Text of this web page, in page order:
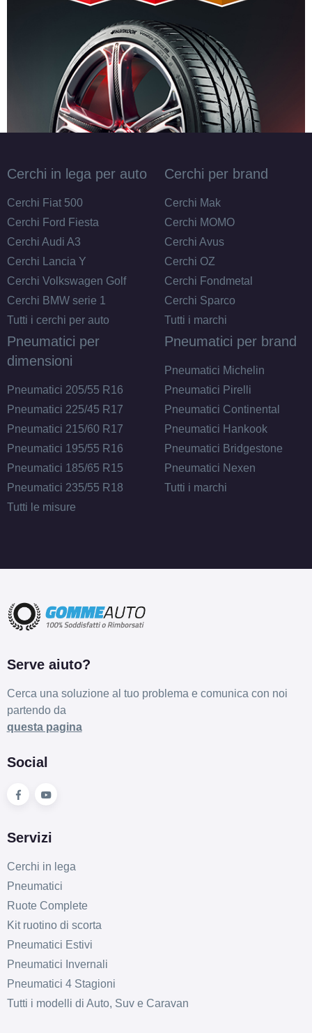
Cerchi in lega per auto
Cerchi Fiat 500
Cerchi Ford Fiesta
Cerchi Audi A3
Cerchi Lancia Y
Cerchi Volkswagen Golf
Cerchi BMW serie 1
Tutti i cerchi per auto
Cerchi per brand
Cerchi Mak
Cerchi MOMO
Cerchi Avus
Cerchi OZ
Cerchi Fondmetal
Cerchi Sparco
Tutti i marchi
Pneumatici per
dimensioni
Pneumatici 205/55 R16
Pneumatici 225/45 R17
Pneumatici 215/60 R17
Pneumatici 195/55 R16
Pneumatici 185/65 R15
Pneumatici 235/55 R18
Tutti le misure
Pneumatici per brand
Pneumatici Michelin
Pneumatici Pirelli
Pneumatici Continental
Pneumatici Hankook
Pneumatici Bridgestone
Pneumatici Nexen
Tutti i marchi
Serve aiuto?
Cerca una soluzione al tuo problema e comunica con noi
partendo da
questa pagina
Social
Servizi
Cerchi in lega
Pneumatici
Ruote Complete
Kit ruotino di scorta
Pneumatici Estivi
Pneumatici Invernali
Pneumatici 4 Stagioni
Tutti i modelli di Auto, Suv e Caravan